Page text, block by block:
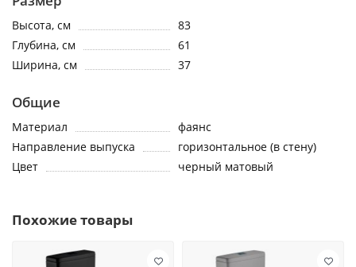
Высота, см
83
Глубина, см
61
Ширина, см
37
Общие
Материал
фаянс
Направление выпуска
горизонтальное (в стену)
Цвет
черный матовый
Похожие товары